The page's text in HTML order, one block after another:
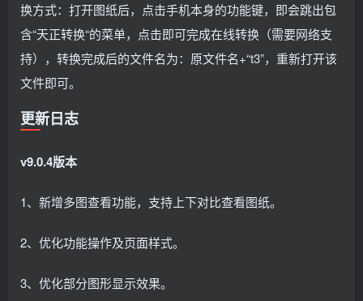
换方式：打开图纸后，点击手机本身的功能键，即会跳出包
含“天正转换“的菜单，点击即可完成在线转换（需要网络支
持），转换完成后的文件名为：原文件名+“t3”，重新打开该
文件即可。
更新日志
v9.0.4版本
1、新增多图查看功能，支持上下对比查看图纸。
2、优化功能操作及页面样式。
3、优化部分图形显示效果。